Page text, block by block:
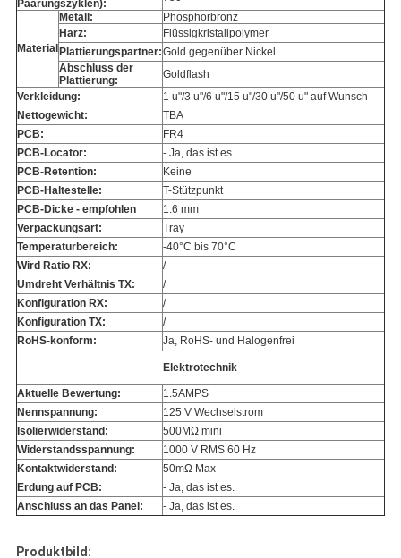
Paarungszyklen):
Material
Metall:
Phosphorbronz
Harz:
Flüssigkristallpolymer
Plattierungspartner:Gold gegenüber Nickel
Abschluss der
Plattierung:
Goldflash
Verkleidung:
1 u"/3 u"/6 u"/15 u"/30 u"/50 u" auf Wunsch
Nettogewicht:
TBA
PCB:
FR4
PCB-Locator:
- Ja, das ist es.
PCB-Retention:
Keine
PCB-Haltestelle:
T-Stützpunkt
PCB-Dicke - empfohlen
1.6 mm
Verpackungsart:
Tray
Temperaturbereich:
-40°C bis 70°C
Wird Ratio RX:
/
Umdreht Verhältnis TX:
/
Konfiguration RX:
/
Konfiguration TX:
/
RoHS-konform:
Ja, RoHS- und Halogenfrei
Elektrotechnik
Aktuelle Bewertung:
1.5AMPS
Nennspannung:
125 V Wechselstrom
Isolierwiderstand:
500MΩ mini
Widerstandsspannung:
1000 V RMS 60 Hz
Kontaktwiderstand:
50mΩ Max
Erdung auf PCB:
- Ja, das ist es.
Anschluss an das Panel:
- Ja, das ist es.
Produktbild: